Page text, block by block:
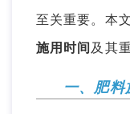
至关重要。本
施用时间 及其
一、肥料